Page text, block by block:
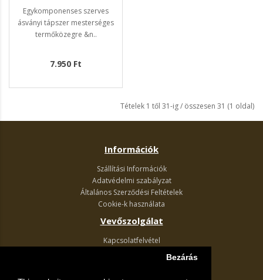
Bezárás
Egykomponenses szerves
ásványi tápszer mesterséges
termőközegre &n..
7.950 Ft
Tételek 1 től 31-ig / összesen 31 (1 oldal)
Információk
Szállítási Információk
Adatvédelmi szabályzat
Általános Szerződési Feltételek
Cookie-k használata
Vevőszolgálat
Kapcsolatfelvétel